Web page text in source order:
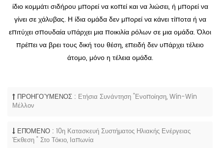
ίδιο κομμάτι σιδήρου μπορεί να κοπεί και να λιώσει, ή μπορεί να
γίνει σε χάλυβας. Η ίδια ομάδα δεν μπορεί να κάνει τίποτα ή να
επιτύχει σπουδαία υπάρχει μια ποικιλία ρόλων σε μια ομάδα. Όλοι
πρέπει να βρει τους δική του θέση, επειδή δεν υπάρχει τέλειο
άτομο, μόνο η τέλεια ομάδα.
ΠΡΟΗΓΟΎΜΕΝΟΣ : Ετήσια Συνάντηση "Ενοποίηση, Win-Win
Μέλλον
ΕΠΌΜΕΝΟ : 10η Κατασκευή Συστήματος Ηλιακής Ενέργειας
Έκθεση " Στο Τόκιο, Ιαπωνία